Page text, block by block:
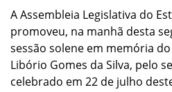
A Assembleia Legislativa do
promoveu, na manhã desta
sessão solene em memória
Libório Gomes da Silva, pelo
celebrado em 22 de julho